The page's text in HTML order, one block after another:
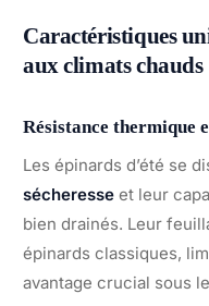
Caractéristiques
aux climats chauds
Résistance thermique
Les épinards d’été se
sécheresse et leur
bien drainés. Leur
épinards classiques,
avantage crucial sous